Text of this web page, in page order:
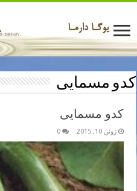
کدو مسمایی
کدو مسمایی
ژوئن 10, 2015 0